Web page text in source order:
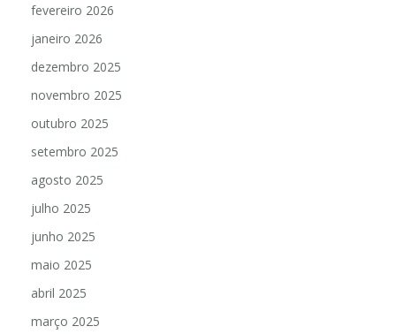
fevereiro 2026
janeiro 2026
dezembro 2025
novembro 2025
outubro 2025
setembro 2025
agosto 2025
julho 2025
junho 2025
maio 2025
abril 2025
março 2025